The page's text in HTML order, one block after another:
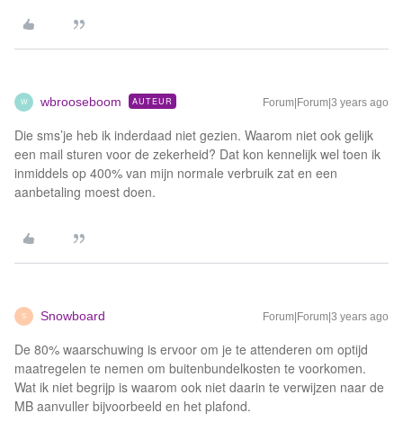
W wbrooseboom AUTEUR Forum|Forum|3 years ago
Die sms’je heb ik inderdaad niet gezien. Waarom niet ook gelijk
een mail sturen voor de zekerheid? Dat kon kennelijk wel toen ik
inmiddels op 400% van mijn normale verbruik zat en een
aanbetaling moest doen.
S Snowboard Forum|Forum|3 years ago
De 80% waarschuwing is ervoor om je te attenderen om optijd
maatregelen te nemen om buitenbundelkosten te voorkomen.
Wat ik niet begrijp is waarom ook niet daarin te verwijzen naar de
MB aanvuller bijvoorbeeld en het plafond.